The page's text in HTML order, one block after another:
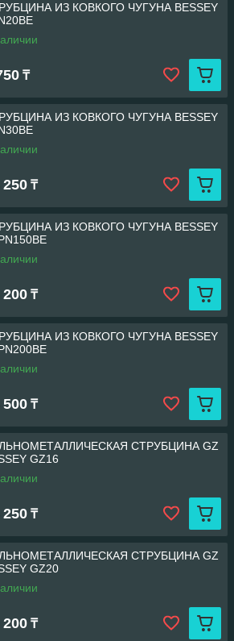
ИЗ КОВКОГО ЧУГУНА BESSEY
₸
ИЗ КОВКОГО ЧУГУНА BESSEY
250 ₸
ИЗ КОВКОГО ЧУГУНА BESSEY
200 ₸
ИЗ КОВКОГО ЧУГУНА BESSEY
500 ₸
СТРУБЦИНА GZ
GZ16
250 ₸
СТРУБЦИНА GZ
GZ20
200 ₸